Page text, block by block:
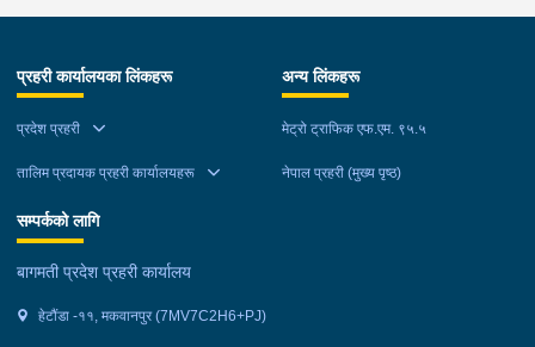
लागुऔषध गाँजा २६ किलोग्राम २० ग्राम फेला परेको । लागुऔषध सहित
समिर मोक्तान र सोहि हेटौंडा उपमहानगरपालिका-१९, बस्तिपुर बस्ने वर्ष
भईरहेको छ ।
प्रहरी कार्यालयका लिंकहरू
प्रदेश प्रहरी
तालिम प्रदायक प्रहरी कार्यालयहरू
अन्य लिंकहरू
मेट्रो ट्राफिक एफ.एम. ९५.५
नेपाल प्रहरी (मुख्य पृष्ठ)
सम्पर्कको लागि
बागमती प्रदेश प्रहरी कार्यालय
हेटौंडा -११, मकवानपुर (7MV7C2H6+PJ)